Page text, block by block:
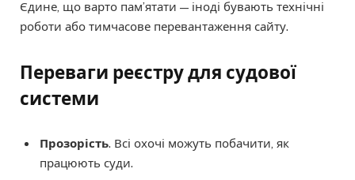
Єдине, що варто пам’ятати — іноді бувають технічні
роботи або тимчасове перевантаження сайту.
Переваги реєстру для судової
системи
Прозорість. Всі охочі можуть побачити, як
працюють суди.